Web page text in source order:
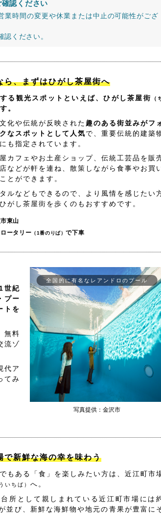
認ください
時間の変更や休業または中止の可能性がござ
ください。
ら、まずはひがし茶屋街へ
る観光スポットといえば、ひがし茶屋街 （
。
化や伝統が反映された 趣のある街並みがフ
なスポットとして人気で、重要伝統的建築
も指定されています。
カフェやお土産ショップ、伝統工芸品を販
などが軒を連ね、散策しながら食事やお買
とができます。
ルなどもできるので、より風情を感じたい
がし茶屋街を歩くのもおすすめです。
東山
ータリー （1番のりば）で下車
世紀
プー
トを
無料
流ゾ
代ア
てみ
全国的に有名なレアンドロのプール
写真提供：金沢市
で新鮮な海の幸を味わう
もある「食」を楽しみたい方は、近江町市
いちば） へ。
所として親しまれている近江町市場には
並び、新鮮な海鮮物や地元の青果が豊富に